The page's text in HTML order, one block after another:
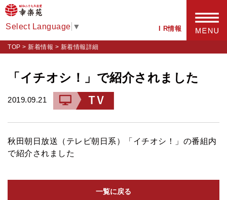
Select Language ▼ I R情報
TOP > 新着情報 > 新着情報詳細
「イチオシ！」で紹介されました
2019.09.21
秋田朝日放送（テレビ朝日系）「イチオシ！」の番組内
で紹介されました
一覧に戻る